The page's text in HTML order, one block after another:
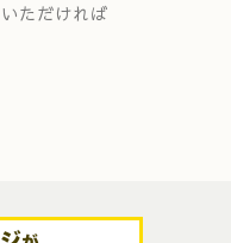
ただければ